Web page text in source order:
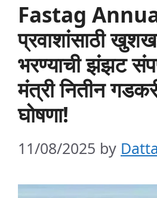
Fastag
प्रवाशांसाठी
भरण्याची झंझट
मंत्री नितीन
घोषणा!
11/08/2025 by